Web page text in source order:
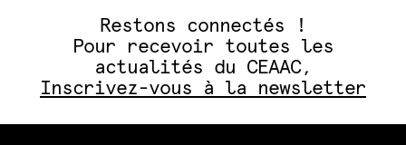
Restons connectés !
Pour recevoir toutes les
actualités du CEAAC,
Inscrivez-vous à la newsletter